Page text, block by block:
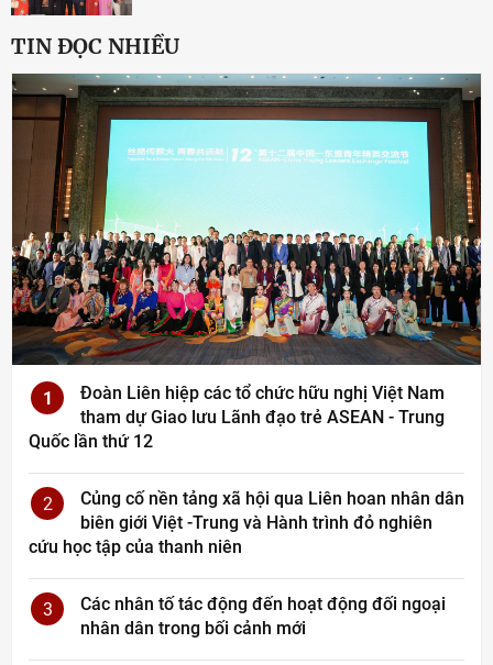
TIN ĐỌC NHIỀU
1
Đoàn Liên hiệp các tổ chức hữu nghị Việt Nam
tham dự Giao lưu Lãnh đạo trẻ ASEAN - Trung
Quốc lần thứ 12
2
Củng cố nền tảng xã hội qua Liên hoan nhân dân
biên giới Việt -Trung và Hành trình đỏ nghiên
cứu học tập của thanh niên
3
Các nhân tố tác động đến hoạt động đối ngoại
nhân dân trong bối cảnh mới